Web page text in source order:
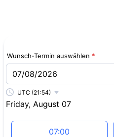
Wunsch-Termin auswählen *
07/08/2026
Friday, August 07
Appointment time
07:00
UTC (21:54)